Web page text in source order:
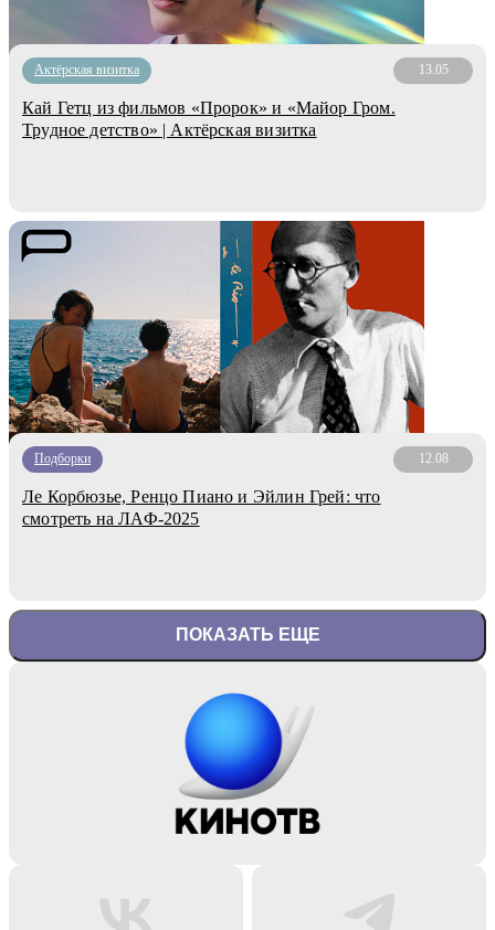
Актёрская визитка 13.05
Кай Гетц из фильмов «Пророк» и «Майор Гром.
Трудное детство» | Актёрская визитка
Подборки 12.08
Ле Корбюзье, Ренцо Пиано и Эйлин Грей: что
смотреть на ЛАФ-2025
ПОКАЗАТЬ ЕЩЕ